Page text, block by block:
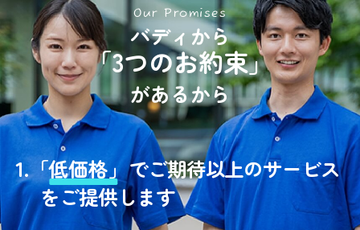
Our Promises
バディから
「3つのお約束」
があるから
1.「低価格」でご期待以上のサービス
をご提供します